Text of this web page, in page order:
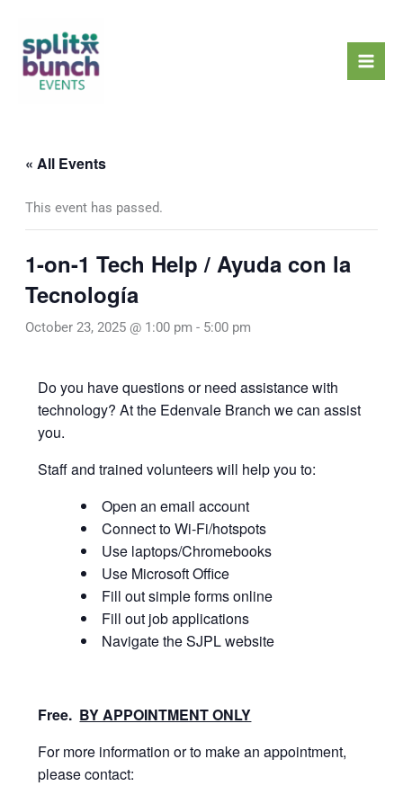
content
« All Events
This event has passed.
1-on-1 Tech Help / Ayuda con la
Tecnología
October 23, 2025 @ 1:00 pm - 5:00 pm
Do you have questions or need assistance with
technology? At the Edenvale Branch we can assist
you.
Staff and trained volunteers will help you to:
Open an email account
Connect to Wi-Fi/hotspots
Use laptops/Chromebooks
Use Microsoft Office
Fill out simple forms online
Fill out job applications
Navigate the SJPL website
Free. BY APPOINTMENT ONLY
For more information or to make an appointment,
please contact: